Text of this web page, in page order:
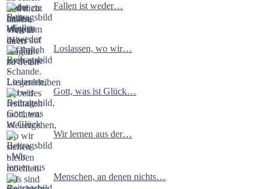
Fallen ist weder…
Loslassen, wo wir…
Gott, was ist Glück…
Wir lernen aus der…
Menschen, an denen nichts…